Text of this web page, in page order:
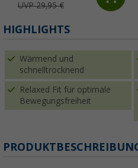
UVP 29,95 €
HIGHLIGHTS
Wärmend und
schnelltrocknend
Relaxed Fit für optimale
Bewegungsfreiheit